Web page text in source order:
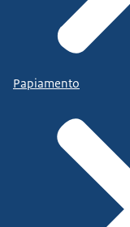
Papiamento